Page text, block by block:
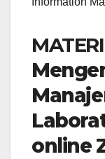
MATERI
online